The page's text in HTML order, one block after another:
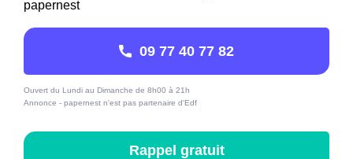
papernest
09 77 40 77 82
Ouvert du Lundi au Dimanche de 8h00 à 21h
Annonce - papernest n'est pas partenaire d'Edf
Rappel gratuit